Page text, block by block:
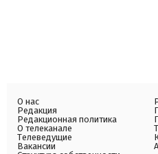
О нас
Редакция
Редакционная политика
О телеканале
Телеведущие
Вакансии